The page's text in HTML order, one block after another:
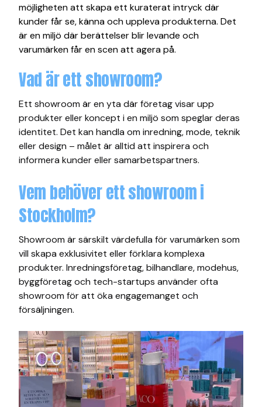
möjligheten att skapa ett kuraterat intryck där
kunder får se, känna och uppleva produkterna. Det
är en miljö där berättelser blir levande och
varumärken får en scen att agera på.
Vad är ett showroom?
Ett showroom är en yta där företag visar upp
produkter eller koncept i en miljö som speglar deras
identitet. Det kan handla om inredning, mode, teknik
eller design – målet är alltid att inspirera och
informera kunder eller samarbetspartners.
Vem behöver ett showroom i
Stockholm?
Showroom är särskilt värdefulla för varumärken som
vill skapa exklusivitet eller förklara komplexa
produkter. Inredningsföretag, bilhandlare, modehus,
byggföretag och tech-startups använder ofta
showroom för att öka engagemanget och
försäljningen.